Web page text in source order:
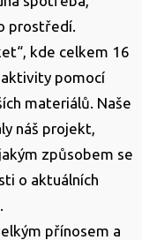
prostředí.
kde celkem 16
pomocí
materiálů. Naše
náš projekt,
způsobem se
o aktuálních
přínosem a